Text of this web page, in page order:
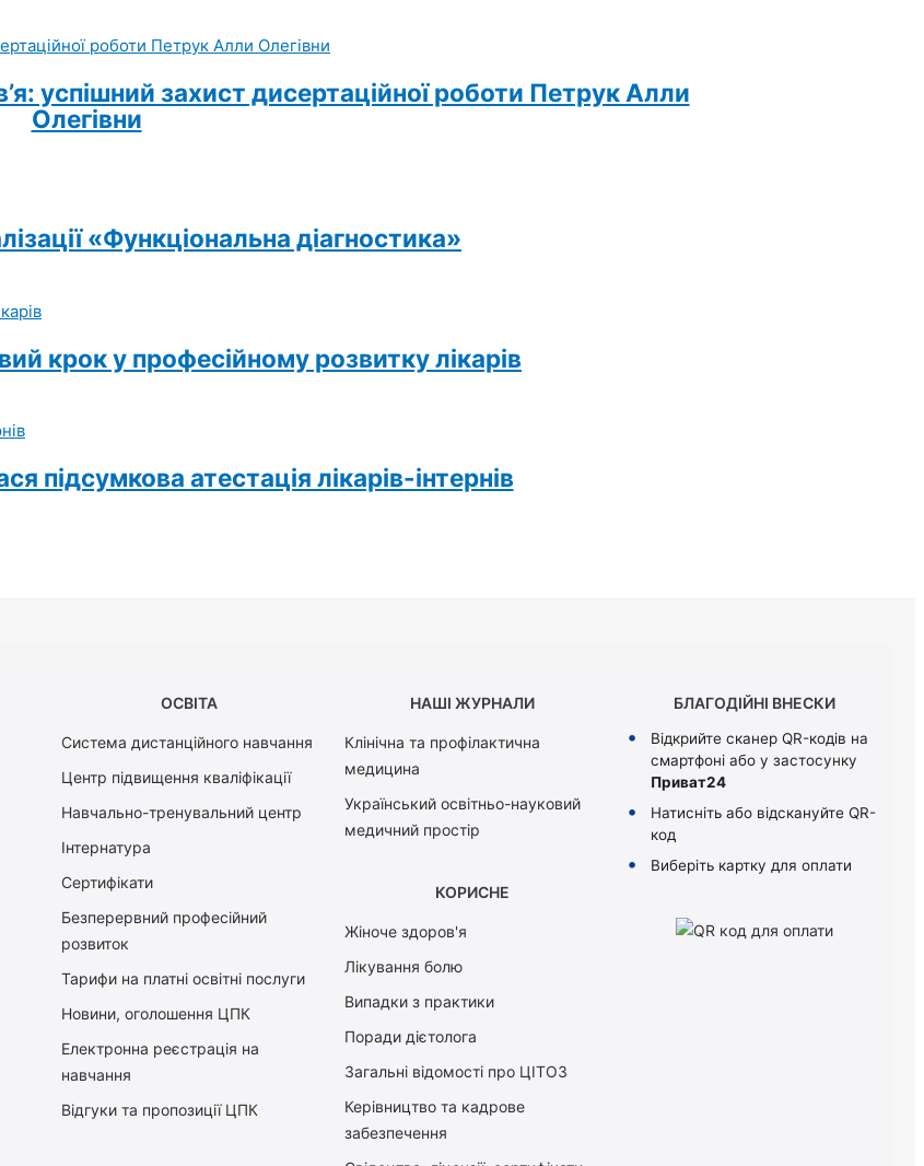
успішний захист дисертаційної роботи Петрук Алли
Олегівни
«Функціональна діагностика»
крок у професійному розвитку лікарів
підсумкова атестація лікарів-інтернів
ОСВІТА
Система дистанційного навчання
Центр підвищення кваліфікації
Навчально-тренувальний центр
Інтернатура
Сертифікати
Безперервний професійний
розвиток
Тарифи на платні освітні послуги
Новини, оголошення ЦПК
Електронна реєстрація на
навчання
Відгуки та пропозиції ЦПК
НАШІ ЖУРНАЛИ
Клінічна та профілактична
медицина
Український освітньо-науковий
медичний простір
КОРИСНЕ
Жіноче здоров'я
Лікування болю
Випадки з практики
Поради дієтолога
Загальні відомості про ЦІТОЗ
Керiвництво та кадрове
забезпечення
БЛАГОДІЙНІ ВНЕСКИ
Відкрийте сканер QR-кодів на
смартфоні або у застосунку
Приват24
Натисніть або відскануйте QR-
код
Виберіть картку для оплати